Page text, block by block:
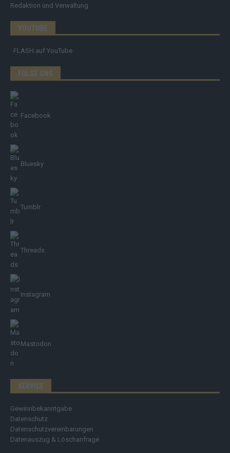
Redaktion und Verwaltung
YOUTUBE
FLASH auf YouTube
FOLGE UNS
Facebook
Bluesky
Tumblr
Threads
Instagram
Mastodon
SERVICE
Gewinnbekanntgabe
Datenschutz
Datenschutzvereinbarungen
Datenauszug & Löschanfrage